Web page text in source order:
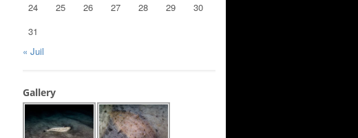
24
25 26 27 28 29
30
31
« Juil
Gallery